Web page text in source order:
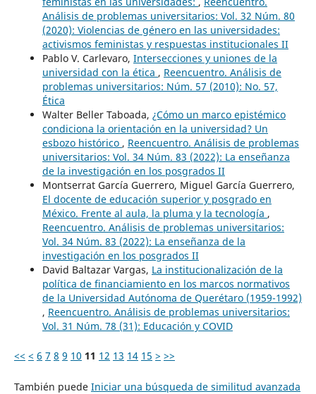
Análisis de problemas universitarios: Vol. 32 Núm. 80
(2020): Violencias de género en las universidades:
activismos feministas y respuestas institucionales II
Pablo V. Carlevaro, Intersecciones y uniones de la
universidad con la ética , Reencuentro. Análisis de
problemas universitarios: Núm. 57 (2010): No. 57,
Ética
Walter Beller Taboada, ¿Cómo un marco epistémico
condiciona la orientación en la universidad? Un
esbozo histórico , Reencuentro. Análisis de problemas
universitarios: Vol. 34 Núm. 83 (2022): La enseñanza
de la investigación en los posgrados II
Montserrat García Guerrero, Miguel García Guerrero,
El docente de educación superior y posgrado en
México. Frente al aula, la pluma y la tecnología ,
Reencuentro. Análisis de problemas universitarios:
Vol. 34 Núm. 83 (2022): La enseñanza de la
investigación en los posgrados II
David Baltazar Vargas, La institucionalización de la
política de financiamiento en los marcos normativos
de la Universidad Autónoma de Querétaro (1959-1992)
, Reencuentro. Análisis de problemas universitarios:
Vol. 31 Núm. 78 (31): Educación y COVID
<< < 6 7 8 9 10 11 12 13 14 15 > >>
También puede Iniciar una búsqueda de similitud avanzada